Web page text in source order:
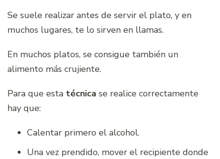
Se suele realizar antes de servir el plato, y en
muchos lugares, te lo sirven en llamas.
En muchos platos, se consigue también un
alimento más crujiente.
Para que esta técnica se realice correctamente
hay que:
Calentar primero el alcohol.
Una vez prendido, mover el recipiente donde